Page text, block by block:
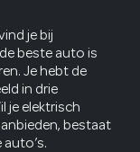
je bij
beste auto is
Je hebt de
in drie
je elektrisch
bestaat